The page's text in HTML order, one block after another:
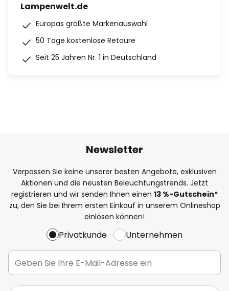
Lampenwelt.de
Europas größte Markenauswahl
50 Tage kostenlose Retoure
Seit 25 Jahren Nr. 1 in Deutschland
Newsletter
Verpassen Sie keine unserer besten Angebote, exklusiven
Aktionen und die neusten Beleuchtungstrends. Jetzt
registrieren und wir senden Ihnen einen 13 %-Gutschein*
zu, den Sie bei Ihrem ersten Einkauf in unserem Onlineshop
einlösen können!
Privatkunde Unternehmen